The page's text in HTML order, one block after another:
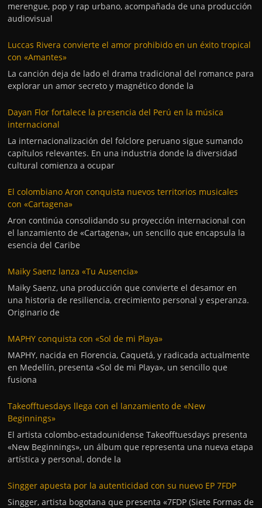
merengue, pop y rap urbano, acompañada de una producción
audiovisual
Luccas Rivera convierte el amor prohibido en un éxito tropical
con «Amantes»
La canción deja de lado el drama tradicional del romance para
explorar un amor secreto y magnético donde la
Dayan Flor fortalece la presencia del Perú en la música
internacional
La internacionalización del folclore peruano sigue sumando
capítulos relevantes. En una industria donde la diversidad
cultural comienza a ocupar
El colombiano Aron conquista nuevos territorios musicales
con «Cartagena»
Aron continúa consolidando su proyección internacional con
el lanzamiento de «Cartagena», un sencillo que encapsula la
esencia del Caribe
Maiky Saenz lanza «Tu Ausencia»
Maiky Saenz, una producción que convierte el desamor en
una historia de resiliencia, crecimiento personal y esperanza.
Originario de
MAPHY conquista con «Sol de mi Playa»
MAPHY, nacida en Florencia, Caquetá, y radicada actualmente
en Medellín, presenta «Sol de mi Playa», un sencillo que
fusiona
Takeofftuesdays llega con el lanzamiento de «New
Beginnings»
El artista colombo-estadounidense Takeofftuesdays presenta
«New Beginnings», un álbum que representa una nueva etapa
artística y personal, donde la
Singger apuesta por la autenticidad con su nuevo EP 7FDP
Singger, artista bogotana que presenta «7FDP (Siete Formas de